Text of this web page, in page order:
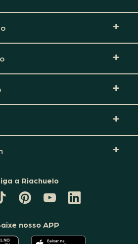
a Riachuelo
TIKTOK
DA
PINTEREST
DA
CANAL
DA
RIACHUELO
LINKEDIN
DA
nosso APP
O